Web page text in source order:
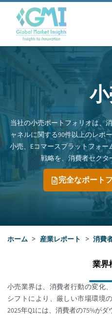
当社の小売ポートフォリオは、
ャネルに関する90件以上のレポ
小売、Eコマースプラットフォー
戦略を、消費者セク
完全なポート
ホーム > 産業レポート > 消費
業界
小売業界は、消費者行動の変化
シフトにより、厳しい市場環境
2025年Q1には、消費者の75%が